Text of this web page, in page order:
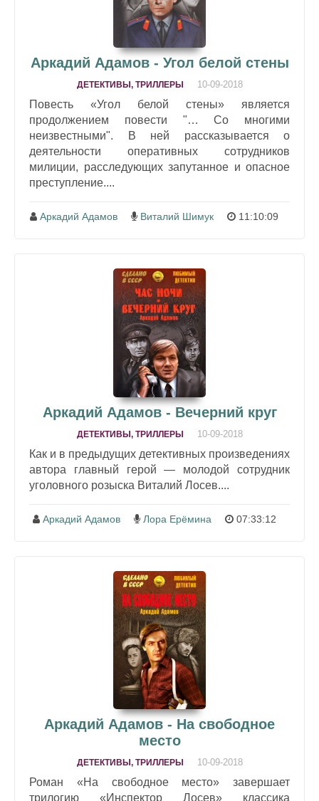
Аркадий Адамов - Угол белой стены
ДЕТЕКТИВЫ, ТРИЛЛЕРЫ 10-09-2018
Повесть «Угол белой стены» является
продолжением повести "… Со многими
неизвестными". В ней рассказывается о
деятельности оперативных сотрудников
милиции, расследующих запутанное и опасное
преступление....
Аркадий Адамов Виталий Шимук 11:10:09
Аркадий Адамов - Вечерний круг
ДЕТЕКТИВЫ, ТРИЛЛЕРЫ 10-09-2018
Как и в предыдущих детективных произведениях
автора главный герой — молодой сотрудник
уголовного розыска Виталий Лосев....
Аркадий Адамов Лора Ерёмина 07:33:12
Аркадий Адамов - На свободное
место
ДЕТЕКТИВЫ, ТРИЛЛЕРЫ 10-09-2018
Роман «На свободное место» завершает
трилогию «Инспектор Лосев» классика